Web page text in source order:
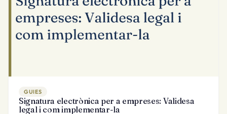
GUIES
Signatura electrònica per a empreses: Validesa
legal i com implementar-la